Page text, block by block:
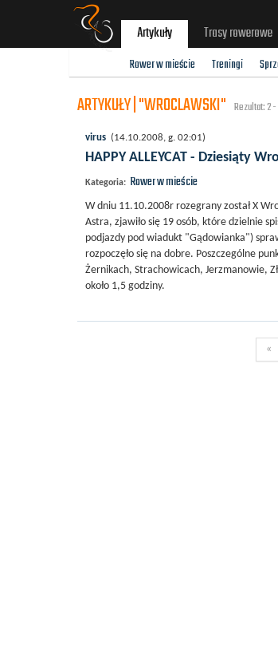
Artykuły Trasy rowerowe
Rower w mieście Treningi
ARTYKUŁY | "WROCLAWSKI" Rezultat: 2
virus (14.10.2008, g. 02:01)
HAPPY ALLEYCAT - Dziesiąty
Kategoria: Rower w mieście
W dniu 11.10.2008r rozegrany został X
Astra, zjawiło się 19 osób, które dzielnie
podjazdy pod wiadukt "Gądowianka")
rozpoczęło się na dobre. Poszczególne
Żernikach, Strachowicach, Jerzmanowie,
około 1,5 godziny.
«